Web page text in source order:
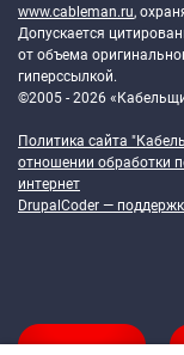
www.cableman.ru,
Допускается
от объема
гиперссылкой.
©2005 - 2026
Политика сайта
отношении обработки
интернет
DrupalCoder —